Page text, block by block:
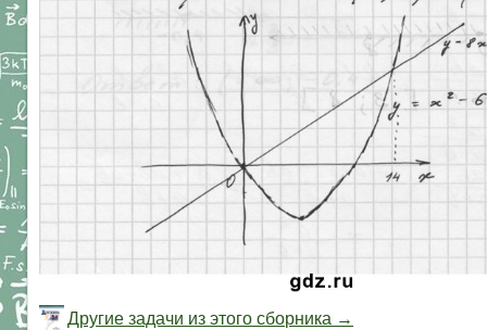
Другие задачи из этого сборника →